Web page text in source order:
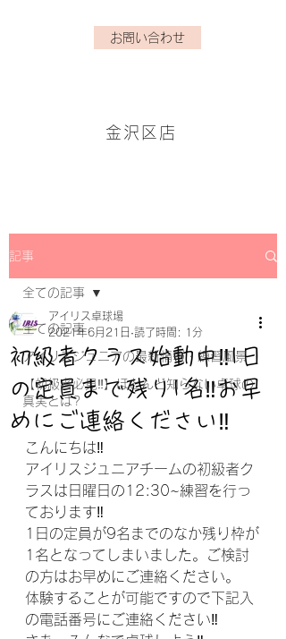
お問い合わせ
金沢区店
記事
全ての記事
アイリスジュニアの最新情報・練習風景
【初級者必見‼】ほとんど知らない卓球の
真実とは?
全ての記事
初級者クラス始動中‼1日
の定員まで残り1名‼お早
めにご連絡ください‼
アイリス卓球場
2021年6月21日 読了時間: 1分
こんにちは‼
アイリスジュニアチームの初級者ク
ラスは日曜日の12:30~練習を行っ
ております‼
1日の定員が9名までのなか残り枠が
1名となってしまいました。ご検討
の方はお早めにご連絡ください。
体験することが可能ですので下記入
の電話番号にご連絡ください‼